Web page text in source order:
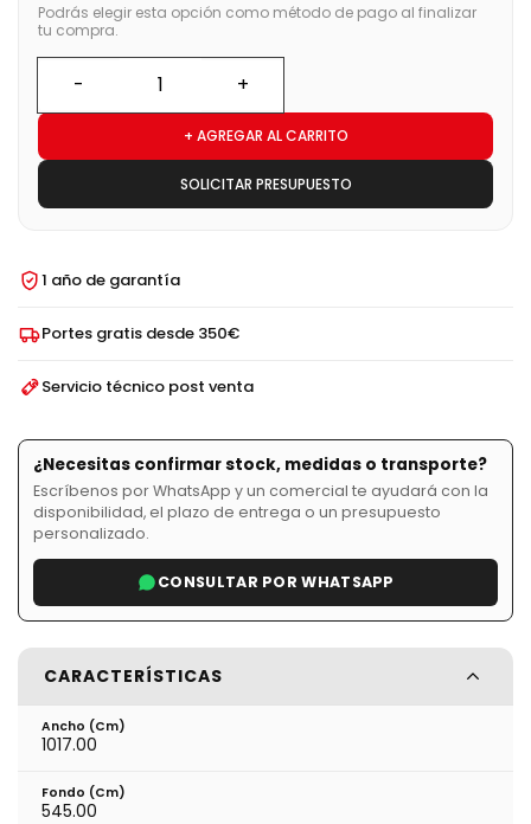
Podrás elegir esta opción como método de pago al finalizar
tu compra.
+ AGREGAR AL CARRITO
SOLICITAR PRESUPUESTO
1 año de garantía
Portes gratis desde 350€
Servicio técnico post venta
¿Necesitas confirmar stock, medidas o transporte?
Escríbenos por WhatsApp y un comercial te ayudará con la
disponibilidad, el plazo de entrega o un presupuesto
personalizado.
CONSULTAR POR WHATSAPP
CARACTERÍSTICAS
Ancho (cm)
1017.00
Fondo (cm)
545.00